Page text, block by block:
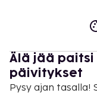
Älä jää
päivitykset
Pysy ajan